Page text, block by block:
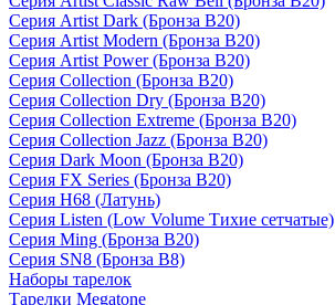
Серия Artist Dark (Бронза B20)
Серия Artist Modern (Бронза B20)
Серия Artist Power (Бронза B20)
Серия Collection (Бронза B20)
Серия Collection Dry (Бронза B20)
Серия Collection Extreme (Бронза B20)
Серия Collection Jazz (Бронза B20)
Серия Dark Moon (Бронза B20)
Серия FX Series (Бронза B20)
Серия H68 (Латунь)
Серия Listen (Low Volume Тихие сетчатые)
Серия Ming (Бронза B20)
Серия SN8 (Бронза B8)
Наборы тарелок
Тарелки Megatone